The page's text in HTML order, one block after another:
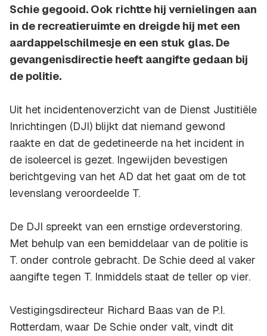
Schie gegooid. Ook richtte hij vernielingen aan
in de recreatieruimte en dreigde hij met een
aardappelschilmesje en een stuk glas. De
gevangenisdirectie heeft aangifte gedaan bij
de politie.
Uit het incidentenoverzicht van de Dienst Justitiële
Inrichtingen (DJI) blijkt dat niemand gewond
raakte en dat de gedetineerde na het incident in
de isoleercel is gezet. Ingewijden bevestigen
berichtgeving van het AD dat het gaat om de tot
levenslang veroordeelde T.
De DJI spreekt van een ernstige ordeverstoring.
Met behulp van een bemiddelaar van de politie is
T. onder controle gebracht. De Schie deed al vaker
aangifte tegen T. Inmiddels staat de teller op vier.
Vestigingsdirecteur Richard Baas van de P.I.
Rotterdam, waar De Schie onder valt, vindt dit